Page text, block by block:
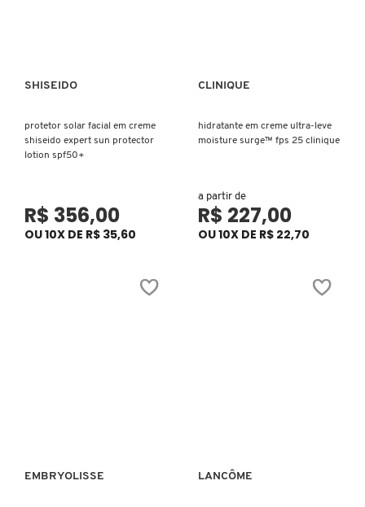
ISSEY MIYAKE
JEAN PAUL GAULTIER
JO MALONE LONDON
Ver mais
SHISEIDO
protetor solar facial em creme
shiseido expert sun protector
lotion spf50+
R$ 356,00
OU 10X DE R$ 35,60
Ver mais
CLINIQUE
hidratante em creme ultra-leve
moisture surge™ fps 25 clinique
a partir de
R$ 227,00
OU 10X DE R$ 22,70
Ver mais
EMBRYOLISSE Ver mais
LANCÔME